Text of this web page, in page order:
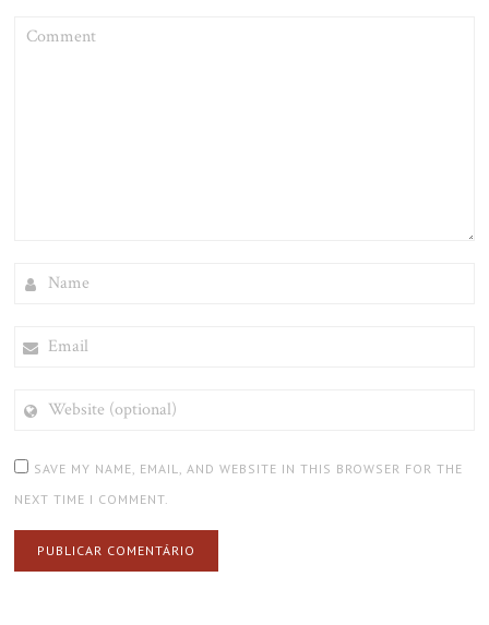
(OPTIONAL)
SAVE MY NAME, EMAIL, AND WEBSITE IN THIS BROWSER FOR THE
NEXT TIME I COMMENT.